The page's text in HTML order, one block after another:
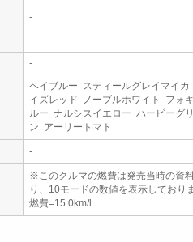
-
-
-
ベイブルー スティールグレイマイ
イズレッド ノーブルホワイト フォ
ルー ナルシスイエロー ハービーグ
ン アーリートマト
-
※このクルマの燃費は発売当時の資
り、10モードの数値を表示しており
燃費=15.0km/l